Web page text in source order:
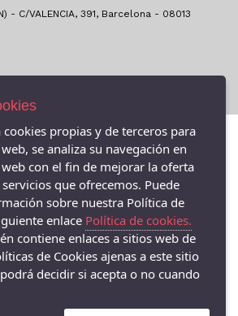
- C/VALENCIA, 391, Barcelona - 08013
cookies propias y de terceros para
se analiza su navegación en
con el fin de mejorar la oferta
que ofrecemos. Puede
sobre nuestra Política de
enlace Política de cookies.
contiene enlaces a sitios web de
de Cookies ajenas a este sitio
decidir si acepta o no cuando